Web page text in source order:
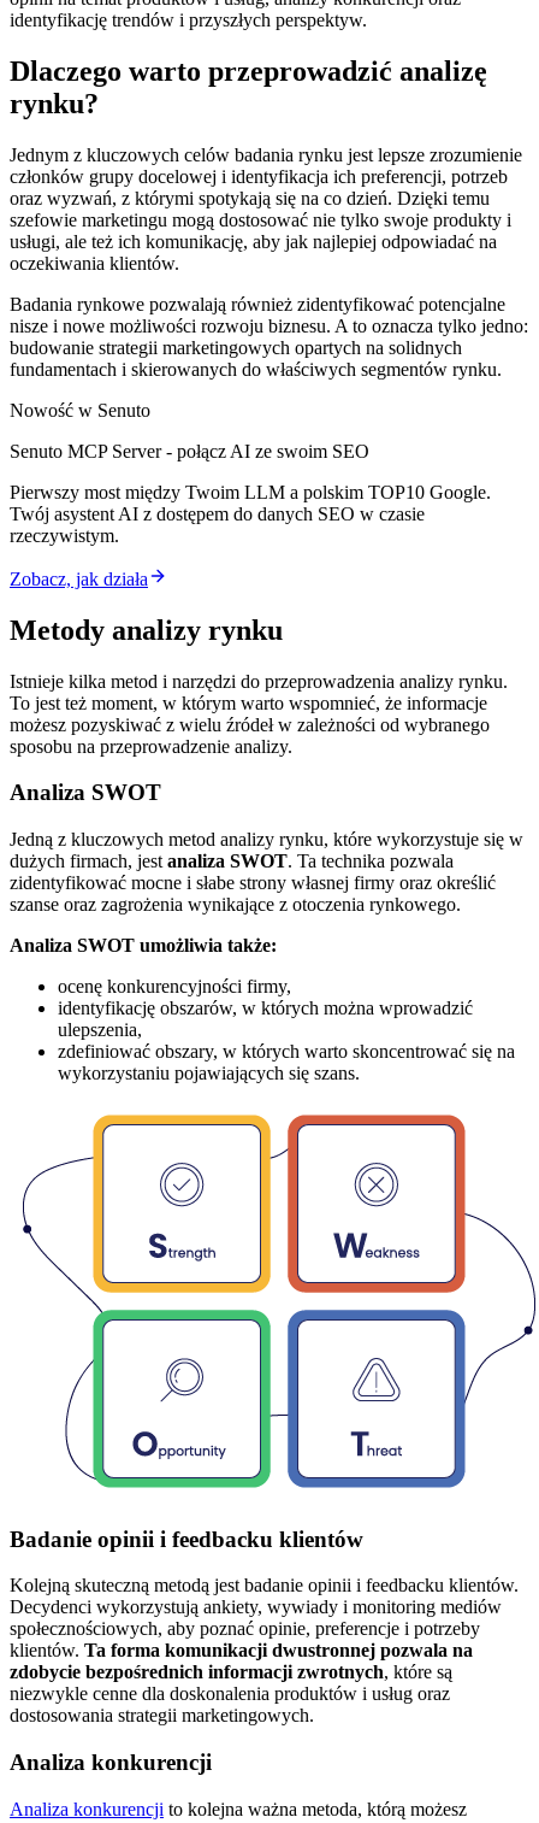
identyfikację trendów i przyszłych perspektyw.
Dlaczego warto przeprowadzić analizę
rynku?
Jednym z kluczowych celów badania rynku jest lepsze zrozumienie
członków grupy docelowej i identyfikacja ich preferencji, potrzeb
oraz wyzwań, z którymi spotykają się na co dzień. Dzięki temu
szefowie marketingu mogą dostosować nie tylko swoje produkty i
usługi, ale też ich komunikację, aby jak najlepiej odpowiadać na
oczekiwania klientów.
Badania rynkowe pozwalają również zidentyfikować potencjalne
nisze i nowe możliwości rozwoju biznesu. A to oznacza tylko jedno:
budowanie strategii marketingowych opartych na solidnych
fundamentach i skierowanych do właściwych segmentów rynku.
Nowość w Senuto
Senuto MCP Server - połącz AI ze swoim SEO
Pierwszy most między Twoim LLM a polskim TOP10 Google.
Twój asystent AI z dostępem do danych SEO w czasie
rzeczywistym.
Zobacz, jak działa
Metody analizy rynku
Istnieje kilka metod i narzędzi do przeprowadzenia analizy rynku.
To jest też moment, w którym warto wspomnieć, że informacje
możesz pozyskiwać z wielu źródeł w zależności od wybranego
sposobu na przeprowadzenie analizy.
Analiza SWOT
Jedną z kluczowych metod analizy rynku, które wykorzystuje się w
dużych firmach, jest analiza SWOT. Ta technika pozwala
zidentyfikować mocne i słabe strony własnej firmy oraz określić
szanse oraz zagrożenia wynikające z otoczenia rynkowego.
Analiza SWOT umożliwia także:
ocenę konkurencyjności firmy,
identyfikację obszarów, w których można wprowadzić
ulepszenia,
zdefiniować obszary, w których warto skoncentrować się na
wykorzystaniu pojawiających się szans.
Badanie opinii i feedbacku klientów
Kolejną skuteczną metodą jest badanie opinii i feedbacku klientów.
Decydenci wykorzystują ankiety, wywiady i monitoring mediów
społecznościowych, aby poznać opinie, preferencje i potrzeby
klientów. Ta forma komunikacji dwustronnej pozwala na
zdobycie bezpośrednich informacji zwrotnych, które są
niezwykle cenne dla doskonalenia produktów i usług oraz
dostosowania strategii marketingowych.
Analiza konkurencji
Analiza konkurencji to kolejna ważna metoda, którą możesz